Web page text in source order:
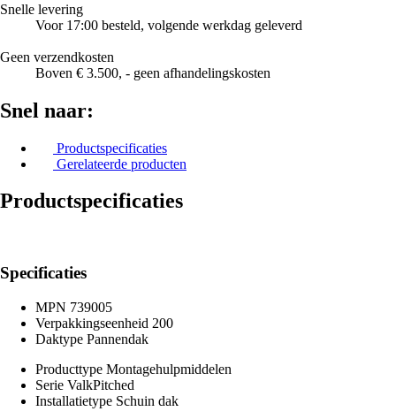
Snelle levering
Voor 17:00 besteld, volgende werkdag geleverd
Geen verzendkosten
Boven € 3.500, - geen afhandelingskosten
Snel naar:
Productspecificaties
Gerelateerde producten
Productspecificaties
Specificaties
MPN 739005
Verpakkingseenheid 200
Daktype Pannendak
Producttype Montagehulpmiddelen
Serie ValkPitched
Installatietype Schuin dak